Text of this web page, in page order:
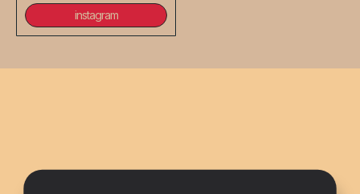
instagram